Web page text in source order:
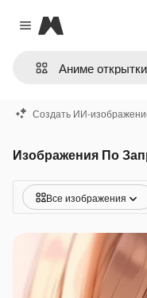
Close menu
Magnific
Создать ИИ-
Все изображения